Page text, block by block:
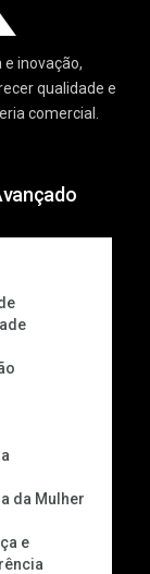
inovação,
qualidade e
comercial.
da Mulher
e